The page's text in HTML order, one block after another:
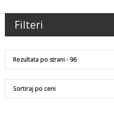
Filteri